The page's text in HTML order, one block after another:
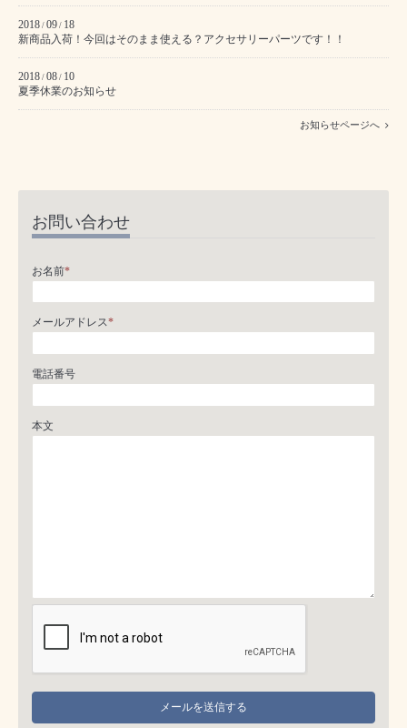
2018 / 09 / 18
新商品入荷！今回はそのまま使える？アクセサリーパーツです！！
2018 / 08 / 10
夏季休業のお知らせ
お知らせページへ
お問い合わせ
お名前*
メールアドレス*
電話番号
本文